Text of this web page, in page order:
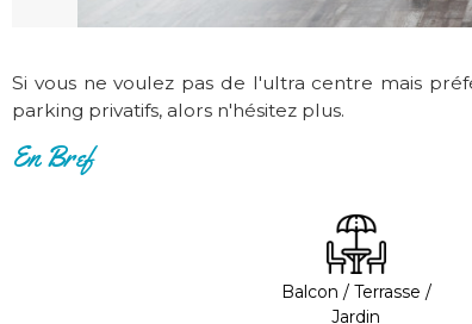
Si vous ne voulez pas de l'ultra centre mais
parking privatifs, alors n'hésitez plus.
En Bref
Balcon / Terrasse /
Jardin